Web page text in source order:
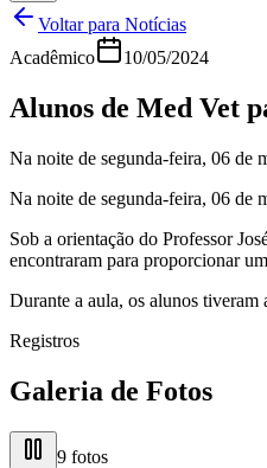
Voltar para Notícias
Acadêmico
10/05/2024
Alunos de Med Vet
Na noite de segunda-feira, 06 de
Na noite de segunda-feira, 06 de
Sob a orientação do Professor
encontraram para proporcionar
Durante a aula, os alunos
Registros
Galeria de Fotos
9 fotos